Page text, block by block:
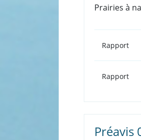
Prairies à
Rapport
Rapport
Préavis